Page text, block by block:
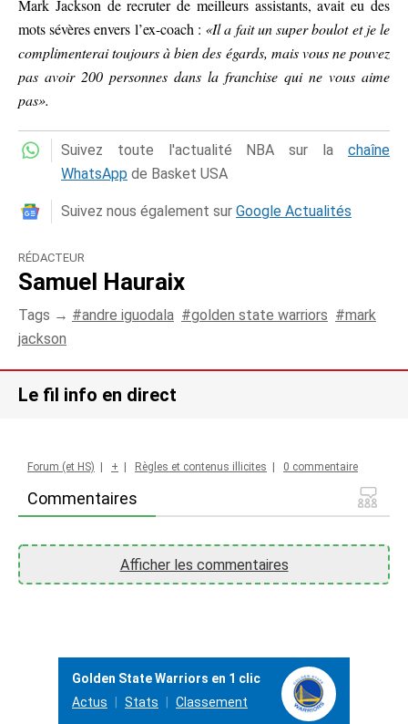
Mark Jackson de recruter de meilleurs assistants, avait eu des
mots sévères envers l’ex-coach : «Il a fait un super boulot et je le
complimenterai toujours à bien des égards, mais vous ne pouvez
pas avoir 200 personnes dans la franchise qui ne vous aime
pas».
Suivez toute l'actualité NBA sur la chaîne
WhatsApp de Basket USA
Suivez nous également sur Google Actualités
RÉDACTEUR
Samuel Hauraix
Tags → andre iguodala golden state warriors
mark
jackson
Le fil info en direct
Commentaires
Forum (et HS) + Règles et contenus illicites 0 commentaire
Afficher les commentaires
Golden State Warriors en 1 clic
Actus
Stats Classement